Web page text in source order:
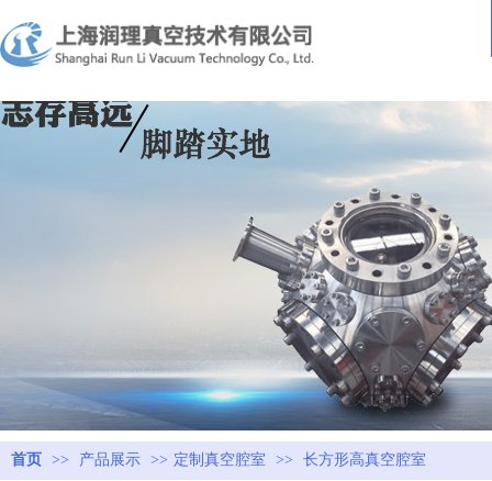
首页 >> 产品展示 >> 定制真空腔室 >> 长方形高真空腔室